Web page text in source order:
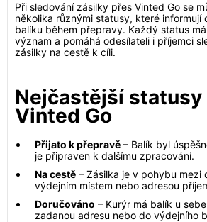
Při sledování zásilky přes Vinted Go se
několika různými statusy, které informují
balíku během přepravy. Každý status
význam a pomáhá odesílateli i příjemci
zásilky na cestě k cíli.
Nejčastější
Vinted Go
Přijato k přepravě – Balík byl
je připraven k dalšímu zpracování.
Na cestě – Zásilka je v pohybu mezi
výdejním místem nebo adresou
Doručováno – Kurýr má balík u
zadanou adresu nebo do výdejního